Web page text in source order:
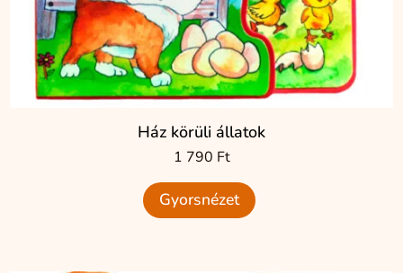
Ház körüli állatok
1 790 Ft
Gyorsnézet